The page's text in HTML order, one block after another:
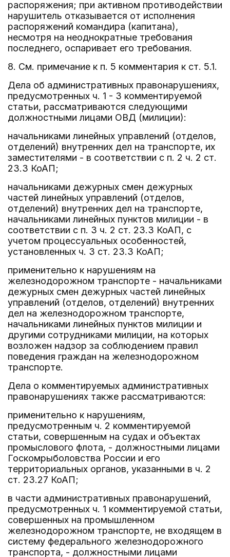
распоряжения; при активном противодействии
нарушитель отказывается от исполнения
распоряжений командира (капитана),
несмотря на неоднократные требования
последнего, оспаривает его требования.
8. См. примечание к п. 5 комментария к ст. 5.1.
Дела об административных правонарушениях,
предусмотренных ч. 1 - 3 комментируемой
статьи, рассматриваются следующими
должностными лицами ОВД (милиции):
начальниками линейных управлений (отделов,
отделений) внутренних дел на транспорте, их
заместителями - в соответствии с п. 2 ч. 2 ст.
23.3 КоАП;
начальниками дежурных смен дежурных
частей линейных управлений (отделов,
отделений) внутренних дел на транспорте,
начальниками линейных пунктов милиции - в
соответствии с п. 3 ч. 2 ст. 23.3 КоАП, с
учетом процессуальных особенностей,
установленных ч. 3 ст. 23.3 КоАП;
применительно к нарушениям на
железнодорожном транспорте - начальниками
дежурных смен дежурных частей линейных
управлений (отделов, отделений) внутренних
дел на железнодорожном транспорте,
начальниками линейных пунктов милиции и
другими сотрудниками милиции, на которых
возложен надзор за соблюдением правил
поведения граждан на железнодорожном
транспорте.
Дела о комментируемых административных
правонарушениях также рассматриваются:
применительно к нарушениям,
предусмотренным ч. 2 комментируемой
статьи, совершенным на судах и объектах
промыслового флота, - должностными лицами
Госкомрыболовства России и его
территориальных органов, указанными в ч. 2
ст. 23.27 КоАП;
в части административных правонарушений,
предусмотренных ч. 1 комментируемой статьи,
совершенных на промышленном
железнодорожном транспорте, не входящем в
систему федерального железнодорожного
транспорта, - должностными лицами